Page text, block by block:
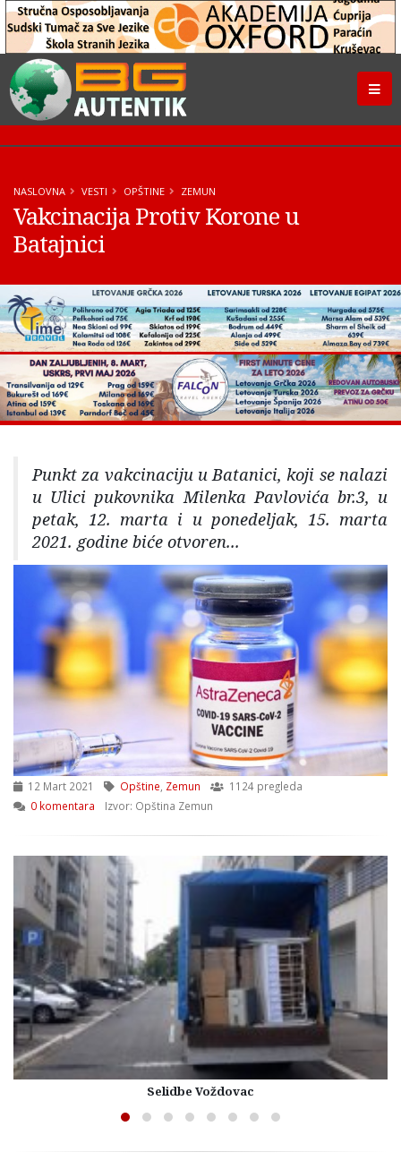
NASLOVNA VESTI OPŠTINE ZEMUN
Vakcinacija Protiv Korone u
Batajnici
Punkt za vakcinaciju u Batanici, koji se nalazi
u Ulici pukovnika Milenka Pavlovića br.3, u
petak, 12. marta i u ponedeljak, 15. marta
2021. godine biće otvoren...
12 Mart 2021 Opštine Zemun
1124 pregleda
0 komentara
Izvor: Opština Zemun
Selidbe Voždovac